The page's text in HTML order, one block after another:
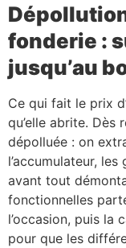
fonderie :
jusqu’au
Ce qui fait le prix
qu’elle abrite. Dès
dépolluée : on
l’accumulateur,
avant tout
fonctionnelles
l’occasion, puis la
pour que les